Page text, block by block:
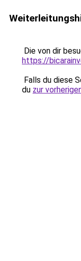
Die von dir
https://
Falls du diese
du zur